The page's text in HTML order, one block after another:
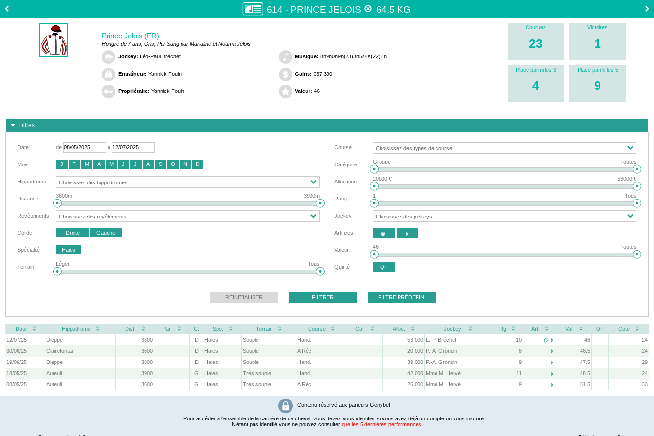
614 - PRINCE JELOIS  64.5 KG
Prince Jelois (FR)
Hongre de 7 ans, Gris, Pur Sang par Martaline et Nouma Jélois
Jockey: Léo-Paul Bréchet
Entraîneur: Yannick Fouin
Propriétaire: Yannick Fouin
Musique: 8h9h0h9h(23)3h5s4s(22)Th
Gains: €37,390
Valeur: 46
Courues
23
Victoires
1
Place parmi les 3
4
Place parmi les 5
9
Filtres
Date de à
Mois J F M A M J J A S O N D
Hippodrome
Distance 3600m 3900m
Revêtements
Corde Droite Gauche
Spécialité Haies
Terrain Léger Tous
Course
Catégorie Groupe I Toutes
Allocation 20000 € 53000 €
Rang 1 Tous
Jockey
Artifices  
Valeur 46 Toutes
Quinté Q+
RÉINITIALISER FILTRER FILTRE PRÉDÉFINI
Date Hippodrome Dist. Par. C. Spé. Terrain Course Cat. Alloc. Jockey Rg Art. Val. Q+
Cote
12/07/25
Dieppe 3800 D Haies Souple Hand. 53,000 L.-P. Bréchet 10 
 46
24
30/06/25
Clairefontai. 3600 D Haies Souple A Réc. 20,000 P.-A. Grondin 8  46.5
24
19/06/25
Dieppe 3800 D Haies Souple Hand. 39,000 P.-A. Grondin 9  47.5
29
18/05/25
Auteuil 3900 G Haies Très souple Hand. 42,000 Mme M. Hervé 11  48.5
24
08/05/25
Auteuil 3600 G Haies Très souple A Réc. 26,000 Mme M. Hervé 9  51.5 33
Contenu réservé aux parieurs Genybet
Pour accéder à l'ensemble de la carrière de ce cheval, vous devez vous identifier si vous avez déjà un compte ou vous inscrire.
N'étant pas identifié vous ne pouvez consulter que les 5 dernières performances.